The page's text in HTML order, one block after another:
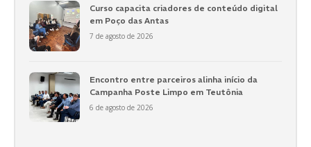
Curso capacita criadores de conteúdo digital
em Poço das Antas
7 de agosto de 2026
Encontro entre parceiros alinha início da
Campanha Poste Limpo em Teutônia
6 de agosto de 2026